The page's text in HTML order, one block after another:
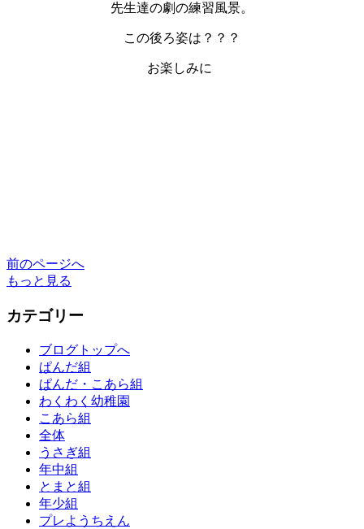
先生達の劇の練習風景。
この後ろ姿は？？？
お楽しみに
前のページへ
もっと見る
カテゴリー
ブログトップへ
ぱんだ組
ぱんだ・こあら組
わくわく幼稚園
こあら組
全体
うさぎ組
年中組
とまと組
年少組
プレようちえん